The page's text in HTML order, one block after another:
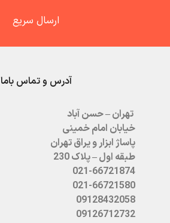
ارسال سریع
آدرس و تماس باما
تهران – حسن آباد
خیابان امام خمینی
پاساژ ابزار و یراق تهران
طبقه اول – پلاک 230
021-66721874
021-66721580
09128432058
09126712732